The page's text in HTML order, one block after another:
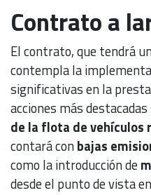
Contrato a
El contrato, que tendrá
contempla la
significativas en la
acciones más
de la flota de vehículos
contará conbajas
como la introducción de
desde el punto de vista